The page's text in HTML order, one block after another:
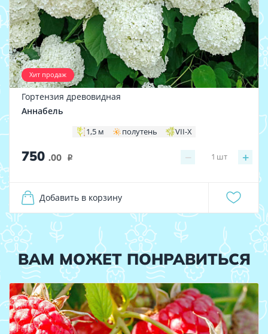
Хит продаж
Гортензия древовидная
Аннабель
1,5 м полутень VII-X
750 .00 i − +
1 шт
Добавить в корзину
ВАМ МОЖЕТ ПОНРАВИТЬСЯ